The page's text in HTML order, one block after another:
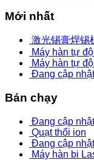
Mới nhất
激光锡膏焊锡
Máy hàn tự
Máy hàn tự
Đang cập
Bán chạy
Đang cập
Quạt thổi ion
Đang cập
Máy hàn bi